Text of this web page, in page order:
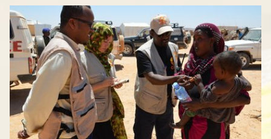
Organisationen
Unternehmen